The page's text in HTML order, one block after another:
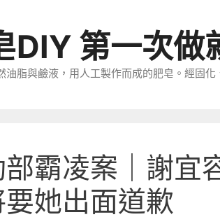
DIY 第一次
油脂與鹼液，用人工製作而成的肥皂。經固化
部霸凌案｜謝
她出面道歉